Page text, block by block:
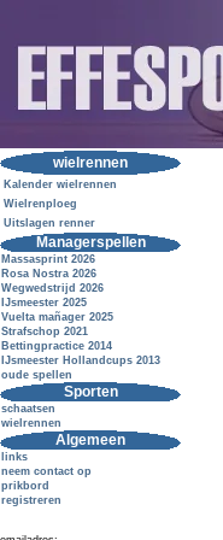
wielrennen
Kalender wielrennen
Wielrenploeg
Uitslagen renner
Managerspellen
Massasprint 2026
Rosa Nostra 2026
Wegwedstrijd 2026
IJsmeester 2025
Vuelta mañager 2025
Strafschop 2021
Bettingpractice 2014
IJsmeester Hollandcups 2013
oude spellen
Sporten
schaatsen
wielrennen
Algemeen
links
neem contact op
prikbord
registreren